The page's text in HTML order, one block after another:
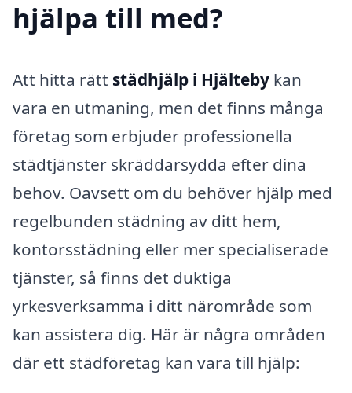
hjälpa till med?
Att hitta rätt städhjälp i Hjälteby kan
vara en utmaning, men det finns många
företag som erbjuder professionella
städtjänster skräddarsydda efter dina
behov. Oavsett om du behöver hjälp med
regelbunden städning av ditt hem,
kontorsstädning eller mer specialiserade
tjänster, så finns det duktiga
yrkesverksamma i ditt närområde som
kan assistera dig. Här är några områden
där ett städföretag kan vara till hjälp: